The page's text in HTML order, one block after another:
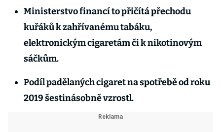
Ministerstvo financí to přičítá přechodu
kuřáků k zahřívanému tabáku,
elektronickým cigaretám či k nikotinovým
sáčkům.
Podíl padělaných cigaret na spotřebě od roku
2019 šestinásobně vzrostl.